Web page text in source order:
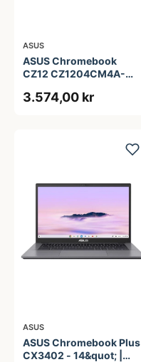
ASUS
ASUS Chromebook
CZ12 CZ1204CM4A-
MediaTek Kompanio 540
3.574,00 kr
ASUS
ASUS Chromebook Plus
CX3402 - 14&quot; |